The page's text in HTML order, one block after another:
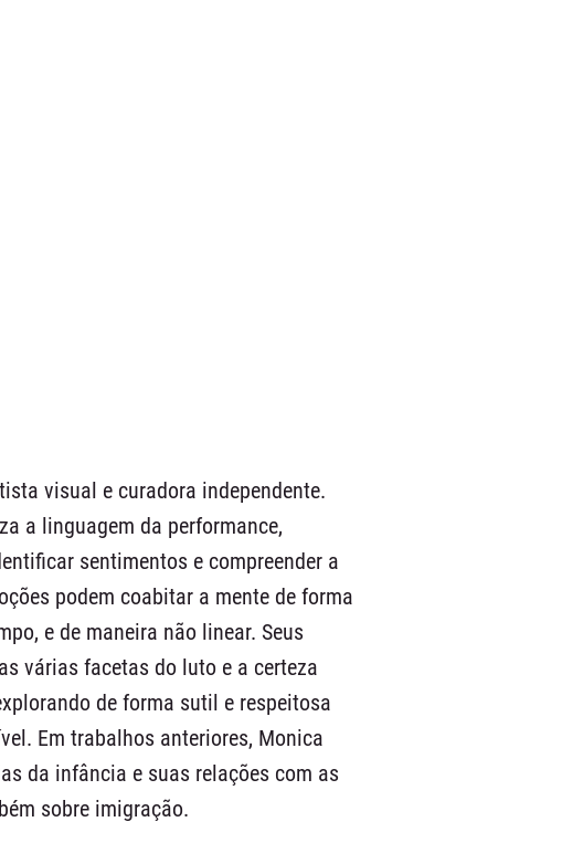
visual e curadora independente.
a linguagem da performance,
sentimentos e compreender a
podem coabitar a mente de forma
e de maneira não linear. Seus
várias facetas do luto e a certeza
de forma sutil e respeitosa
Em trabalhos anteriores, Monica
da infância e suas relações com as
sobre imigração.